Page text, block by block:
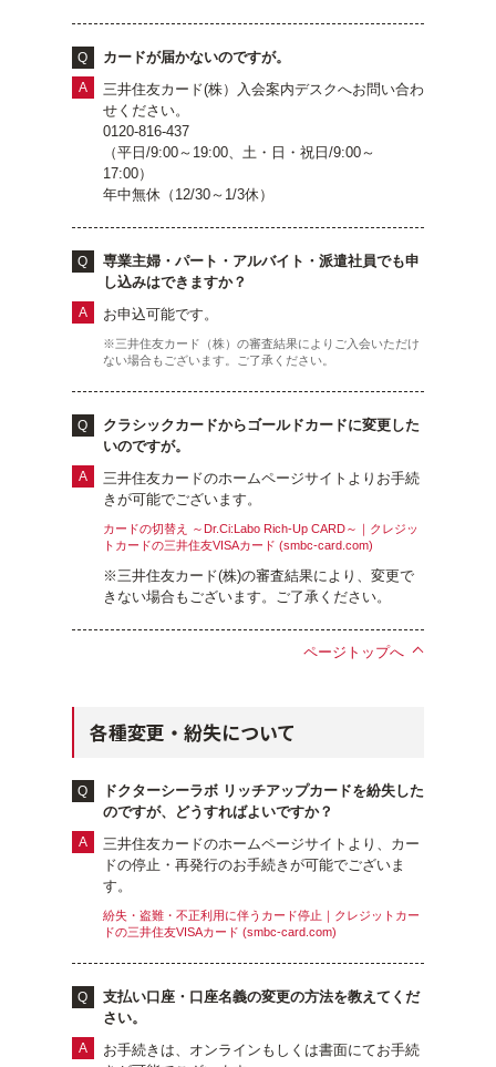
カードが届かないのですが。
三井住友カード(株）入会案内デスクへお問い合わ
せください。
0120-816-437
（平日/9:00～19:00、土・日・祝日/9:00～
17:00）
年中無休（12/30～1/3休）
専業主婦・パート・アルバイト・派遣社員でも申
し込みはできますか？
お申込可能です。
※三井住友カード（株）の審査結果によりご入会いただけ
ない場合もございます。ご了承ください。
クラシックカードからゴールドカードに変更した
いのですが。
三井住友カードのホームページサイトよりお手続
きが可能でございます。
カードの切替え ～Dr.Ci:Labo Rich-Up CARD～｜クレジッ
トカードの三井住友VISAカード (smbc-card.com)
※三井住友カード(株)の審査結果により、変更で
きない場合もございます。ご了承ください。
ページトップへ
各種変更・紛失について
ドクターシーラボ リッチアップカードを紛失した
のですが、どうすればよいですか？
三井住友カードのホームページサイトより、カー
ドの停止・再発行のお手続きが可能でございま
す。
紛失・盗難・不正利用に伴うカード停止｜クレジットカー
ドの三井住友VISAカード (smbc-card.com)
支払い口座・口座名義の変更の方法を教えてくだ
さい。
お手続きは、オンラインもしくは書面にてお手続